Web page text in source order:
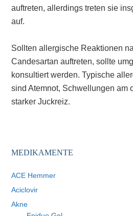
auftreten, allerdings treten sie
auf.
Sollten allergische Reaktionen
Candesartan auftreten, sollte
konsultiert werden. Typische
sind Atemnot, Schwellungen am
starker Juckreiz.
MEDIKAMENTE
ACE Hemmer
Aciclovir
Akne